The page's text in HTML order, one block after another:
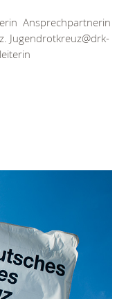
Ansprechpartnerin
Jugendrotkreuz@drk-